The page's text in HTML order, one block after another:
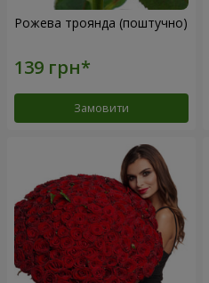
Рожева троянда (поштучно)
Замовити